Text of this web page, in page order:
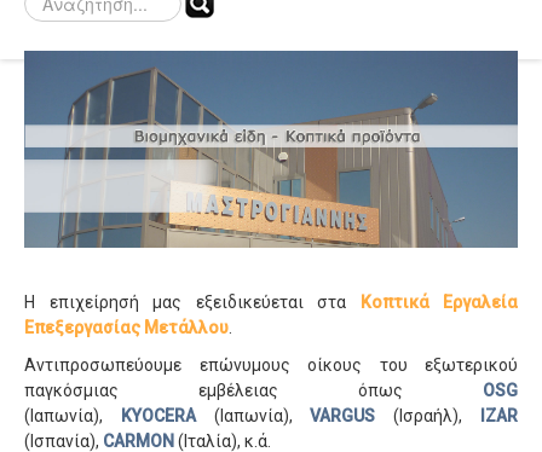
Gallery
Επικοινωνία
Η επιχείρησή μας εξειδικεύεται στα Κοπτικά Εργαλεία
Επεξεργασίας Μετάλλου
Αντιπροσωπεύουμε επώνυμους οίκους του εξωτερικού
παγκόσμιας εμβέλειας όπως OSG
(Ιαπωνία), KYOCERA(Ιαπωνία),VARGUS (Ισραήλ), IZAR
(Ισπανία), CARMON(Ιταλία), κ.ά.